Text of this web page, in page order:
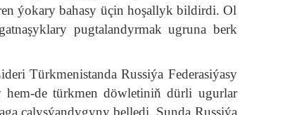
ýokary bahasy üçin hoşallyk bildirdi. Ol
pugtalandyrmak ugruna berk
Türkmenistanda Russiýa Federasiýasy
de türkmen döwletiniň dürli ugurlar
çalyşýandygyny belledi. Şunda Russiýa